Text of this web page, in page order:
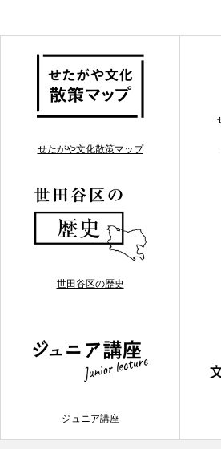
せたがや文化散策マップ
世田谷区の歴史
ジュニア講座